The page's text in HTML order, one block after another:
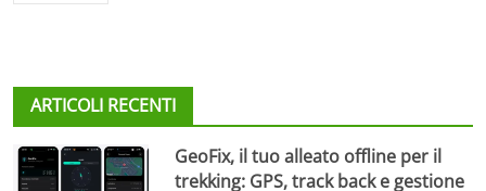
ARTICOLI RECENTI
GeoFix, il tuo alleato offline per il
trekking: GPS, track back e gestione